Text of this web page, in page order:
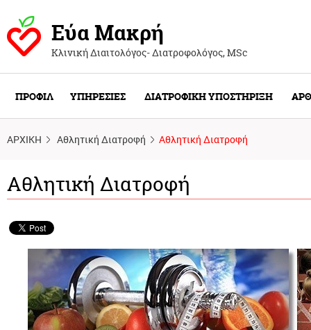
Εύα Μακρή
Κλινική Διαιτολόγος- Διατροφολόγος, ΜSc
ΠΡΟΦΙΛ ΥΠΗΡΕΣΙΕΣ ΔΙΑΤΡΟΦΙΚΗ ΥΠΟΣΤΗΡΙΞΗ
ΑΡΧΙΚΗ Αθλητική Διατροφή Αθλητική Διατροφή
Αθλητική Διατροφή